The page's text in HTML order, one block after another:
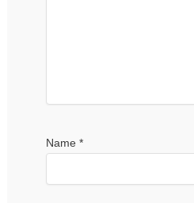
Name*